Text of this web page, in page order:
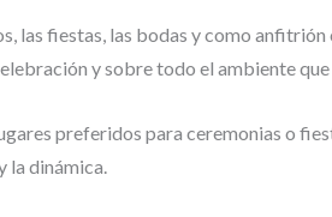
las fiestas, las bodas y como
y sobre todo el ambiente
preferidos para ceremonias o
la dinámica.